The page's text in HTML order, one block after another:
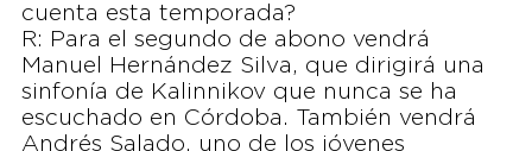
cuenta esta temporada?
R: Para el segundo de abono vendrá
Manuel Hernández Silva, que dirigirá una
sinfonía de Kalinnikov que nunca se ha
escuchado en Córdoba. También vendrá
Andrés Salado, uno de los jóvenes